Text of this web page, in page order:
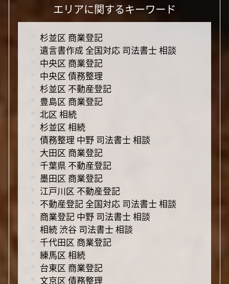
エリアに関するキーワード
杉並区 商業登記
遺言書作成 全国対応 司法書士 相談
中央区 商業登記
中央区 債務整理
杉並区 不動産登記
豊島区 商業登記
北区 相続
杉並区 相続
債務整理 中野 司法書士 相談
大田区 商業登記
千葉県 不動産登記
墨田区 商業登記
江戸川区 不動産登記
不動産登記 全国対応 司法書士 相談
商業登記 中野 司法書士 相談
相続 渋谷 司法書士 相談
千代田区 商業登記
練馬区 相続
台東区 商業登記
文京区 債務整理